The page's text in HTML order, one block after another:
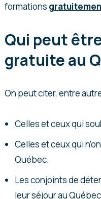
formations
Qui peut
gratuite au
On peut citer, entre
Celles et ceux qui
Celles et ceux qui
Québec.
Les conjoints de
leur séjour au